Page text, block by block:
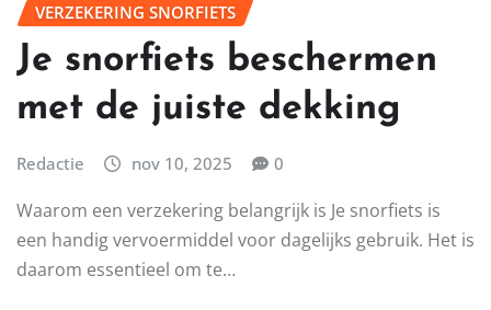
VERZEKERING SNORFIETS
Je snorfiets beschermen
met de juiste dekking
Redactie nov 10, 2025 0
Waarom een verzekering belangrijk is Je snorfiets is
een handig vervoermiddel voor dagelijks gebruik. Het is
daarom essentieel om te…